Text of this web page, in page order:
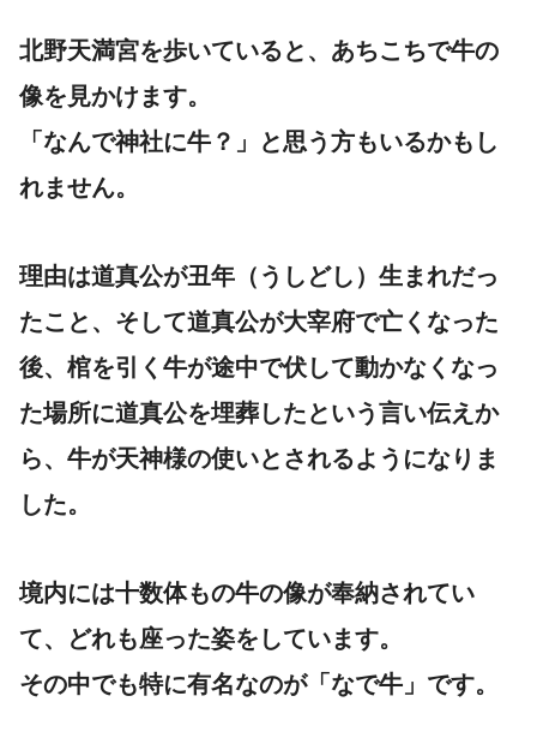
北野天満宮を歩いていると、あちこちで牛の
像を見かけます。
「なんで神社に牛？」と思う方もいるかもし
れません。
理由は道真公が丑年 （うしどし）生まれだっ
たこと、そして道真公が大宰府で亡くなった
後、棺を引く牛が途中で伏して動かなくなっ
た場所に道真公を埋葬したという言い伝えか
ら、牛が天神様の使いとされるようになりま
した。
境内には十数体もの牛の像が奉納されてい
て、どれも座った姿をしています。
その中でも特に有名なのが「なで牛」です。